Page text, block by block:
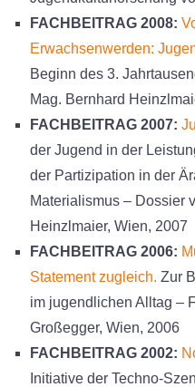
FACHBEITRAG 2008:
Erwachsenwerden:
Beginn des 3.
Mag. Bernhard
FACHBEITRAG 2007:
der Jugend in der
der Partizipation in der
Materialismus – Dossier
Heinzlmaier, Wien, 2007
FACHBEITRAG 2006:
Statement zugleich. Zur
im jugendlichen Alltag –
Großegger, Wien, 2006
FACHBEITRAG 2002:
Initiative der Techno-